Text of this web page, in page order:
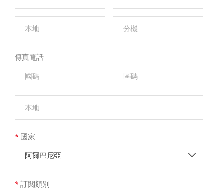
傳真電話
* 國家
阿爾巴尼亞
* 訂閱類別